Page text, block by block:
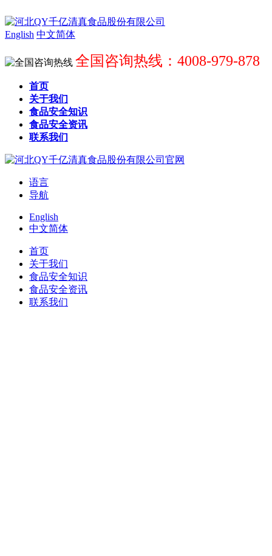
English 中文简体
全国咨询热线：4008-979-878
首页
关于我们
食品安全知识
食品安全资讯
联系我们
语言
导航
English
中文简体
首页
关于我们
食品安全知识
食品安全资讯
联系我们